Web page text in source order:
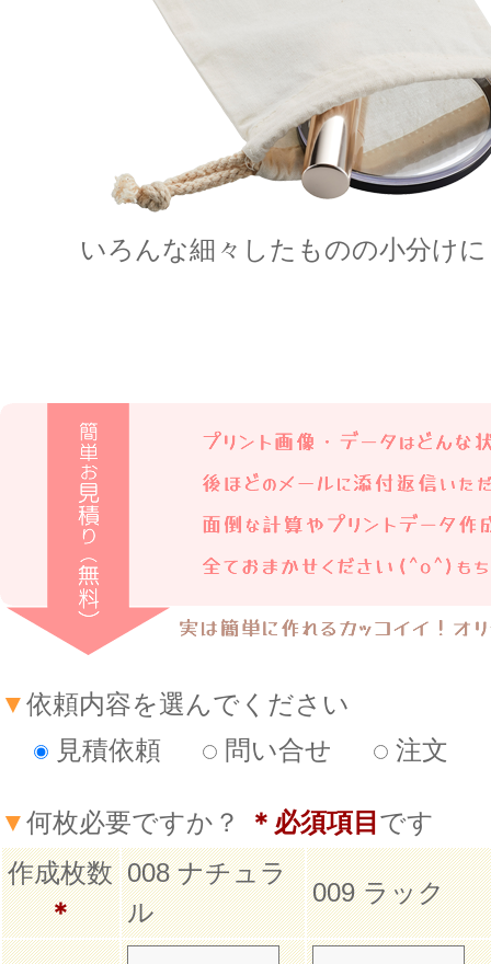
いろんな細々したものの小分け
▼依頼内容を選んでください
見積依頼
問い合せ 注文
▼何枚必要ですか？ ＊必須項目 です
作成枚数
＊
008 ナチュラ
ル
009 ラック